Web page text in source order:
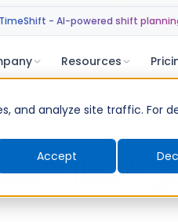
and analyze site traffic. For
Accept
- AI-powered shift
Resources
الامتثال: